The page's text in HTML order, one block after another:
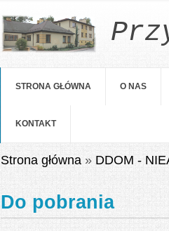
STRONA GŁÓWNA O NAS
KONTAKT
Jesteś tutaj
Strona główna » DDOM -
Do pobrania